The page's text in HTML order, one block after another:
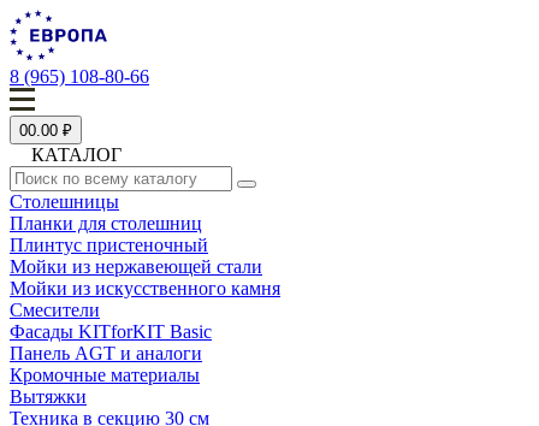
8 (965) 108-80-66
00.00 ₽
КАТАЛОГ
Столешницы
Планки для столешниц
Плинтус пристеночный
Мойки из нержавеющей стали
Мойки из искусственного камня
Смесители
Фасады KITforKIT Basic
Панель AGT и аналоги
Кромочные материалы
Вытяжки
Техника в секцию 30 см